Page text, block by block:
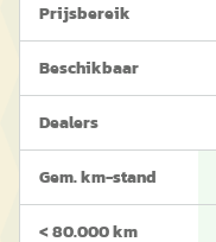
Prijsbereik
Beschikbaar
Dealers
Gem. km-stand
< 80.000 km